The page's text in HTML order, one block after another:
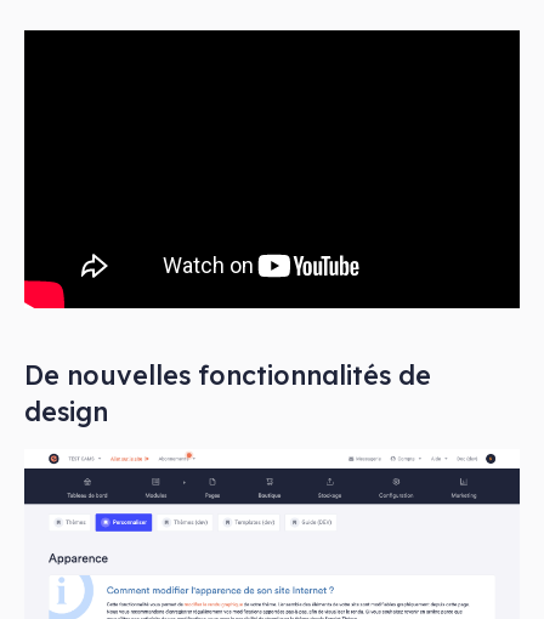
De nouvelles fonctionnalités de
design